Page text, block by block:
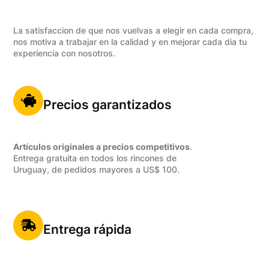
La satisfaccion de que nos vuelvas a elegir en cada compra,
nos motiva a trabajar en la calidad y en mejorar cada dia tu
experiencia con nosotros.
Precios garantizados
Artículos originales a precios competitivos.
Entrega gratuita en todos los rincones de
Uruguay, de pedidos mayores a US$ 100.
Entrega rápida